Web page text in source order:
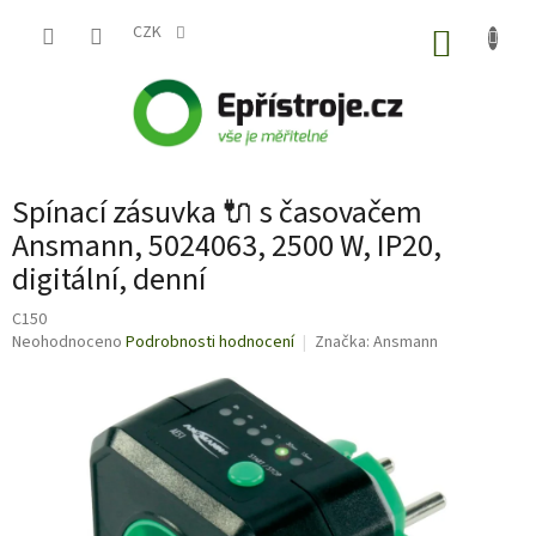
CZK
Spínací zásuvka 🔌 s časovačem
Ansmann, 5024063, 2500 W, IP20,
digitální, denní
C150
Průměrné
Neohodnoceno Podrobnosti hodnocení Značka: Ansmann